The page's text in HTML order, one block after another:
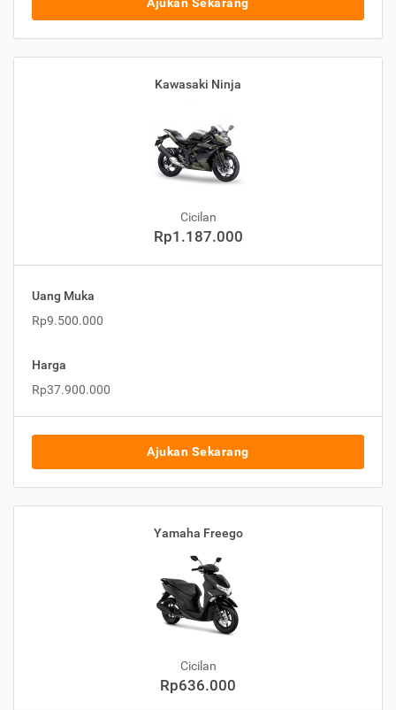
Ajukan Sekarang
Kawasaki Ninja
Cicilan
Rp1.187.000
Uang Muka
Rp9.500.000
Harga
Rp37.900.000
Ajukan Sekarang
Yamaha Freego
Cicilan
Rp636.000